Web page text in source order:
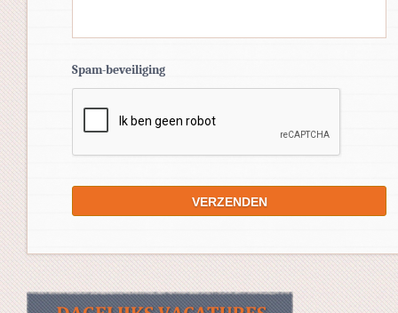
Spam-beveiliging